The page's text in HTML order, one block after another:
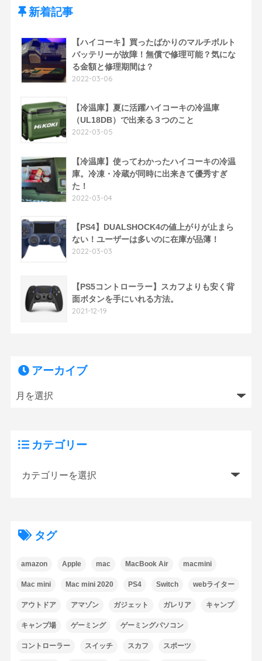
新着記事
【ハイコーキ】買ったばかりのマルチボルト
バッテリーが故障！無償で修理可能？気にな
る金額と修理期間は？
2022-03-06
【冷温庫】夏に活躍ハイコーキの冷温庫
（UL18DB）で出来る３つのこと
2022-03-05
【冷温庫】使ってわかったハイコーキの冷温
庫。冷凍・冷蔵が同時に出来きて優秀すぎ
た！
2022-03-04
【PS4】DUALSHOCK4の値上がりが止まら
ない！ユーザーは多いのに在庫が品薄！
2022-03-03
【PS5コントローラー】スカフよりも安く背
面ボタンを手にいれる方法。
2021-12-19
アーカイブ
カテゴリー
タグ
amazon Apple mac MacBook Air macmini
Mac mini Mac mini 2020 PS4 Switch webライター
アウトドア アマゾン ガジェット ガレリア キャンプ
キャンプ場 ゲーミング ゲーミングパソコン
コントローラー スイッチ スカフ スポーツ